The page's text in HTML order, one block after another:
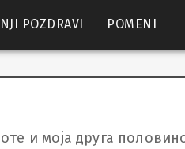
POZDRAVI POMENI
и моја друга